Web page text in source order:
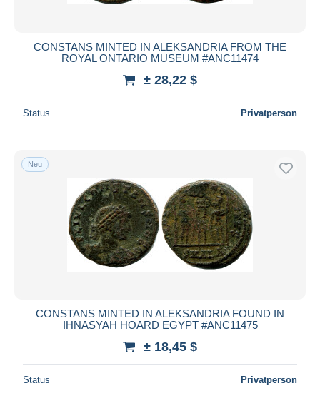
CONSTANS MINTED IN ALEKSANDRIA FROM THE
ROYAL ONTARIO MUSEUM #ANC11474
± 28,22 $
Status Privatperson
Neu
CONSTANS MINTED IN ALEKSANDRIA FOUND IN
IHNASYAH HOARD EGYPT #ANC11475
± 18,45 $
Status Privatperson